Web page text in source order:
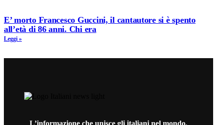
E’ morto Francesco Guccini, il cantautore si è spento
all’età di 86 anni. Chi era
Leggi »